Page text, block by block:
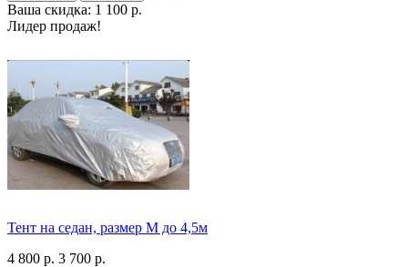
Ваша скидка: 1 100 р.
Лидер продаж!
Тент на седан, размер М до 4,5м
4 800 р. 3 700 р.